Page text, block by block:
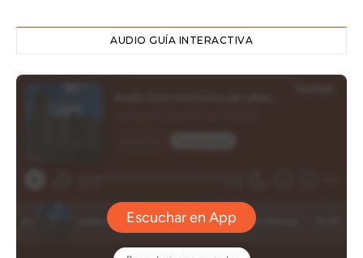
AUDIO GUÍA INTERACTIVA